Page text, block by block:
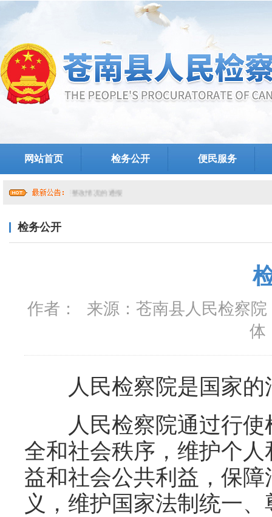
网站首页 检务公开 便民服务
党组关于提级巡察整改情况的通报
检务公开
作者： 来源： 苍南县人民检察院
体
人民检察院是国家的
人民检察院通过行使
全和社会秩序，维护个
益和社会公共利益，保
义，维护国家法制统一